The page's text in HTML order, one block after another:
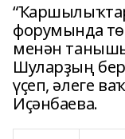
форумында
менән
Шуларҙың
үҫеп, әлеге
Иҫәнбаева.